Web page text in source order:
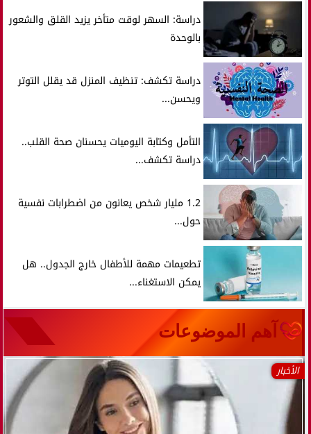
دراسة: السهر لوقت متأخر يزيد القلق والشعور
بالوحدة
دراسة تكشف: تنظيف المنزل قد يقلل التوتر
ويحسن...
التأمل وكتابة اليوميات يحسنان صحة القلب..
دراسة تكشف...
1.2 مليار شخص يعانون من اضطرابات نفسية
حول...
تطعيمات مهمة للأطفال خارج الجدول.. هل
يمكن الاستغناء...
آهم الموضوعات
الأخبار